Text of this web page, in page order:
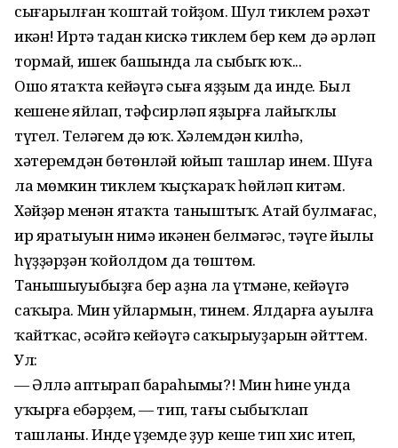
сығарылған ҡоштай тойҙом. Шул тиклем рәхәт
икән! Иртә таңдан кискә тиклем бер кем дә әрләп
тормай, ишек башында ла сыбыҡ юҡ...
Ошо ятаҡта кейәүгә сыға яҙҙым да инде. Был
кешене яйлап, тәфсирләп яҙырға лайыҡлы
түгел. Теләгем дә юҡ. Хәлемдән килһә,
хәтеремдән бөтөнләй юйып ташлар инем. Шуға
ла мөмкин тиклем ҡыҫҡараҡ һөйләп китәм.
Хәйҙәр менән ятаҡта таныштыҡ. Атай булмағас,
ир яратыуын нимә икәнен белмәгәс, тәүге йылы
һүҙҙәрҙән ҡойолдом да төштөм.
Танышыуыбыҙға бер аҙна ла үтмәне, кейәүгә
саҡыра. Мин уйлармын, тинем. Ялдарға ауылға
ҡайтҡас, әсәйгә кейәүгә саҡырыуҙарын әйттем.
Ул:
— Әллә аптырап бараһыңмы?! Мин һине унда
уҡырға ебәрҙем, — тип, тағы сыбыҡлап
ташланы. Инде үҙемде ҙур кеше тип хис итеп,